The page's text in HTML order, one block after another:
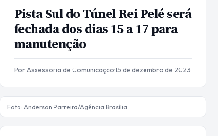
Pista Sul do Túnel Rei Pelé será
fechada dos dias 15 a 17 para
manutenção
Por Assessoria de Comunicação·15 de dezembro de 2023
Foto: Anderson Parreira/Agência Brasília